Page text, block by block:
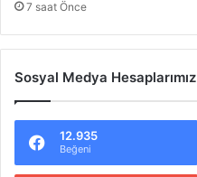
7 saat Önce
Sosyal Medya Hesaplarımız
12.935
Beğeni